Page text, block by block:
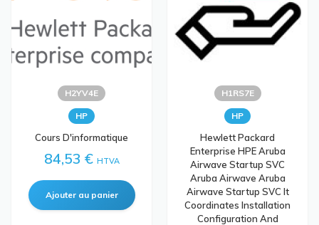
H2YV4E
HP
Cours D'informatique
84,53 € HTVA
H1RS7E
HP
Hewlett Packard
Enterprise HPE Aruba
Airwave Startup SVC
Aruba Airwave Aruba
Airwave Startup SVC It
Coordinates Installation
Configuration And